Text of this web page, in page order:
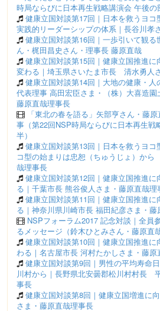
時局ならびに日本再生戦略講演会 午後の
健康立国対談第17回｜日本を救うヨコ
実践的リーダーシップの体系｜長谷川孝
健康立国対談第16回｜一歩引いて観る
ん・梶田昌史さん・理事長 藤原直哉
健康立国対談第15回｜健康立国推進に
変わる｜埼玉県さいたま市長 清水勇人
健康立国対談第14回｜大地の健康・
代表理事 高田宏臣さま・（株）大喜造園
藤原直哉理事長
「東北の春を語る」矢部亨さん・藤
事（第22回NSP時局ならびに日本再生戦
半）
健康立国対談第13回｜日本を救うヨコ
コ型の始まりは忠恕（ちゅうじょ）から
哉理事長
健康立国対談第12回｜健康立国推進に
る｜千葉市長 熊谷俊人さま・藤原直哉理
健康立国対談第11回｜健康立国推進に
る｜神奈川県川崎市長 福田紀彦さま・藤
NSPフォーラム2017 記念対談｜全員
るメッセージ（鈴木ひとみさん・藤原直
健康立国対談第10回｜健康立国推進
わる｜名古屋市長 河村たかしさま・藤原
健康立国対談第9回｜男性の平均寿命
川村から｜長野県北安曇郡松川村村長
事長
健康立国対談第8回｜健康立国増進に
さま・藤原直哉理事長